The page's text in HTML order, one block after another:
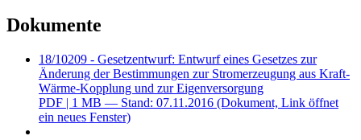
Dokumente
18/10209 - Gesetzentwurf: Entwurf eines Gesetzes zur
Änderung der Bestimmungen zur Stromerzeugung aus Kraft-
Wärme-Kopplung und zur Eigenversorgung
PDF | 1 MB — Stand: 07.11.2016 (Dokument, Link öffnet
ein neues Fenster)